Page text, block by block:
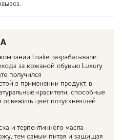
Loake разрабатывали
за кожаной обувью Luxury
получился
в применении продукт, в
красители, способные
освежить цвет потускневшей
и терпентинного масла
тем самым питая и защищая